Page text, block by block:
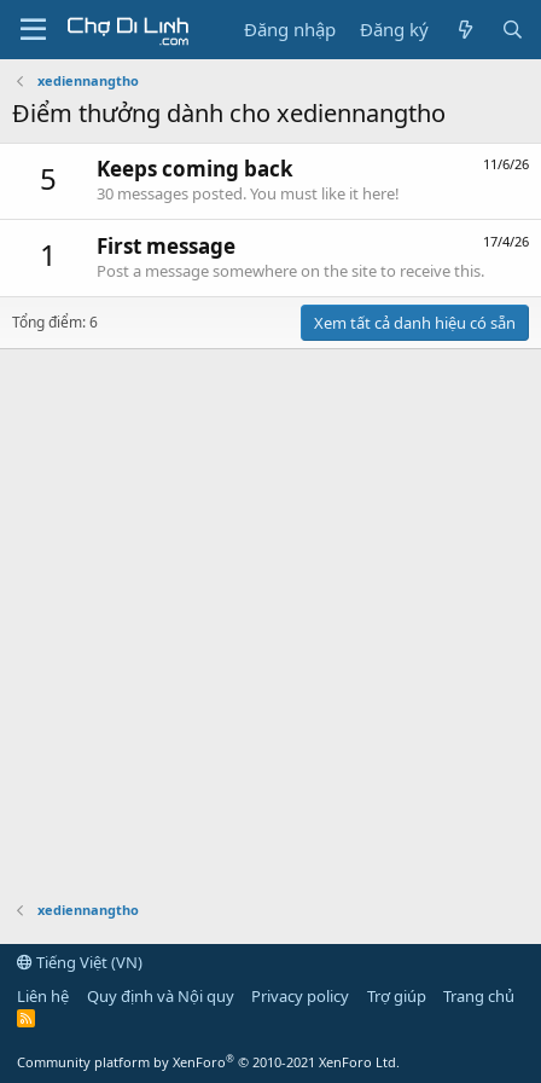
Đăng nhập Đăng ký
xediennangtho
Điểm thưởng dành cho xediennangtho
5 11/6/26
Keeps coming back
30 messages posted. You must like it here!
1 17/4/26
First message
Post a message somewhere on the site to receive this.
Tổng điểm: 6 Xem tất cả danh hiệu có sẵn
xediennangtho
Tiếng Việt (VN)
Liên hệ
Quy định và Nội quy Privacy policy Trợ giúp Trang chủ
R
Community platform by XenForo® © 2010-2021 XenForo Ltd.